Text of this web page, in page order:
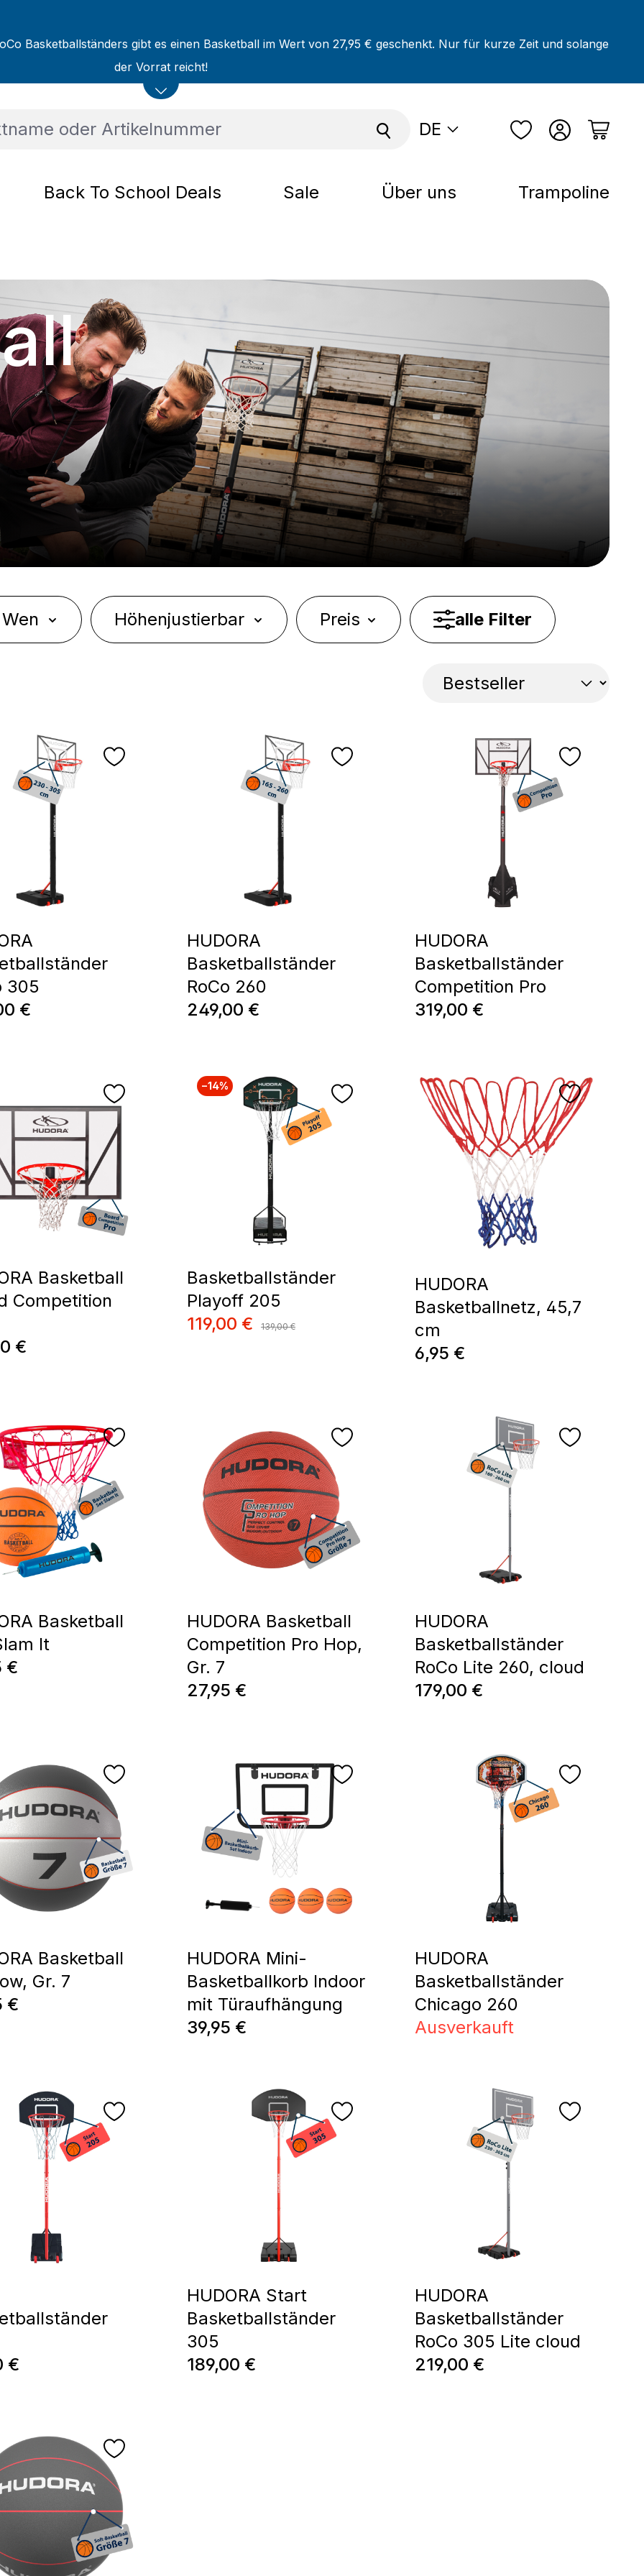
Basketballständers gibt es einen Basketball im Wert von 27,95 € geschenkt. Nur für kurze Zeit und solange
der Vorrat reicht!
DE
Back To School Deals Sale Über uns Trampoline
Höhenjustierbar Preis alle Filter
305
Preis:
€
HUDORA
Basketballständer
RoCo 260
Regulärer Preis:
249,00 €
HUDORA
Basketballständer
Competition Pro
Regulärer Preis:
319,00 €
Basketball
Competition
Preis:
€
−14%
Basketballständer
Playoff 205
Verkaufspreis:
119,00 € Regulärer Preis:
139,00 €
HUDORA
Basketballnetz, 45,7
cm
Regulärer Preis:
6,95 €
Basketball
It
Preis:
€
HUDORA Basketball
Competition Pro Hop,
Gr. 7
Regulärer Preis:
27,95 €
HUDORA
Basketballständer
RoCo Lite 260, cloud
Regulärer Preis:
179,00 €
Basketball
Gr. 7
Preis:
€
HUDORA Mini-
Basketballkorb Indoor
mit Türaufhängung
Regulärer Preis:
39,95 €
HUDORA
Basketballständer
Chicago 260
Ausverkauft
Preis:
€
HUDORA Start
Basketballständer
305
Regulärer Preis:
189,00 €
HUDORA
Basketballständer
RoCo 305 Lite cloud
Regulärer Preis:
219,00 €